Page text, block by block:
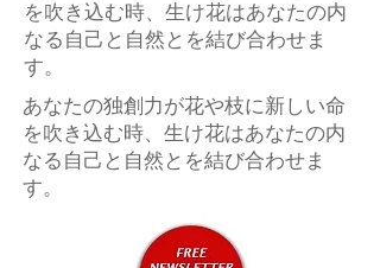
を吹き込む時、生け花はあなたの内
なる自己と自然とを結び合わせま
す。
あなたの独創力が花や枝に新しい命
を吹き込む時、生け花はあなたの内
なる自己と自然とを結び合わせま
す。